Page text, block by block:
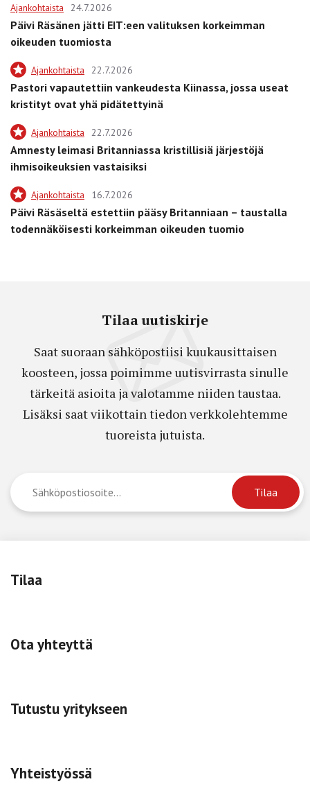
Ajankohtaista 24.7.2026
Päivi Räsänen jätti EIT:een valituksen korkeimman
oikeuden tuomiosta
Ajankohtaista 22.7.2026
Pastori vapautettiin vankeudesta Kiinassa, jossa useat
kristityt ovat yhä pidätettyinä
Ajankohtaista 22.7.2026
Amnesty leimasi Britanniassa kristillisiä järjestöjä
ihmisoikeuksien vastaisiksi
Ajankohtaista 16.7.2026
Päivi Räsäseltä estettiin pääsy Britanniaan – taustalla
todennäköisesti korkeimman oikeuden tuomio
Tilaa uutiskirje
Saat suoraan sähköpostiisi kuukausittaisen
koosteen, jossa poimimme uutisvirrasta sinulle
tärkeitä asioita ja valotamme niiden taustaa.
Lisäksi saat viikottain tiedon verkkolehtemme
tuoreista jutuista.
Tilaa
Ota yhteyttä
Tutustu yritykseen
Yhteistyössä